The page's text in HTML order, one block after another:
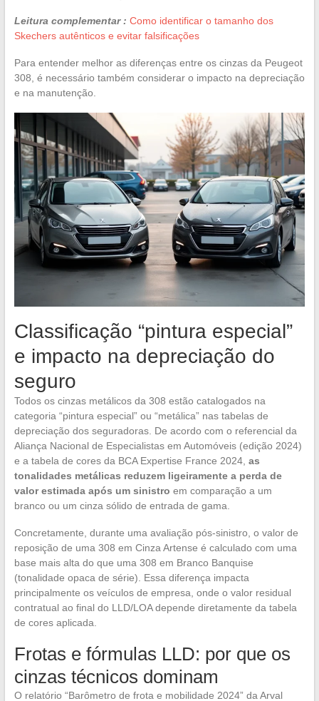
Leitura complementar : Como identificar o tamanho dos
Skechers autênticos e evitar falsificações
Para entender melhor as diferenças entre os cinzas da Peugeot
308, é necessário também considerar o impacto na depreciação
e na manutenção.
Classificação “pintura especial”
e impacto na depreciação do
seguro
Todos os cinzas metálicos da 308 estão catalogados na
categoria “pintura especial” ou “metálica” nas tabelas de
depreciação dos seguradoras. De acordo com o referencial da
Aliança Nacional de Especialistas em Automóveis (edição 2024)
e a tabela de cores da BCA Expertise France 2024, as
tonalidades metálicas reduzem ligeiramente a perda de
valor estimada após um sinistro em comparação a um
branco ou um cinza sólido de entrada de gama.
Concretamente, durante uma avaliação pós-sinistro, o valor de
reposição de uma 308 em Cinza Artense é calculado com uma
base mais alta do que uma 308 em Branco Banquise
(tonalidade opaca de série). Essa diferença impacta
principalmente os veículos de empresa, onde o valor residual
contratual ao final do LLD/LOA depende diretamente da tabela
de cores aplicada.
Frotas e fórmulas LLD: por que os
cinzas técnicos dominam
O relatório “Barômetro de frota e mobilidade 2024” da Arval